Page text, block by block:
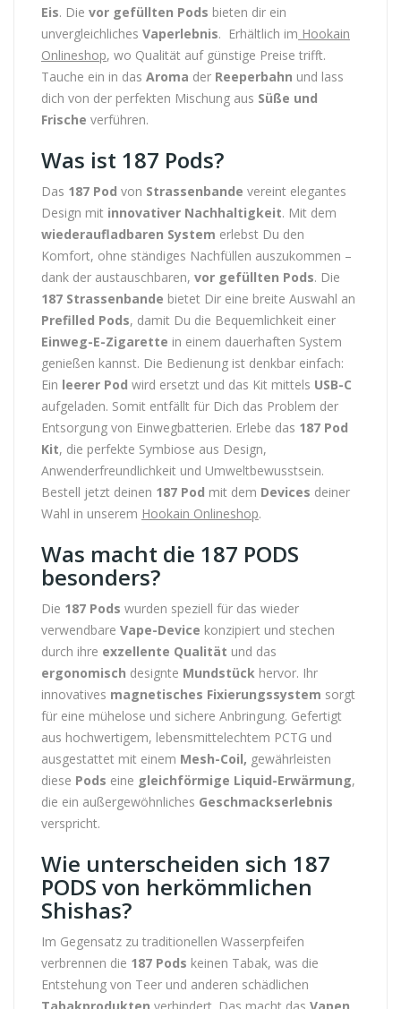
Eis. Die vor gefüllten Pods bieten dir ein
unvergleichliches Vaperlebnis. Erhältlich im Hookain
Onlineshop, wo Qualität auf günstige Preise trifft.
Tauche ein in das Aroma der Reeperbahn und lass
dich von der perfekten Mischung aus Süße und
Frische verführen.
Was ist 187 Pods?
Das 187 Pod von Strassenbande vereint elegantes
Design mit innovativer Nachhaltigkeit. Mit dem
wiederaufladbaren System erlebst Du den
Komfort, ohne ständiges Nachfüllen auszukommen –
dank der austauschbaren, vor gefüllten Pods. Die
187 Strassenbande bietet Dir eine breite Auswahl an
Prefilled Pods, damit Du die Bequemlichkeit einer
Einweg-E-Zigarette in einem dauerhaften System
genießen kannst. Die Bedienung ist denkbar einfach:
Ein leerer Pod wird ersetzt und das Kit mittels USB-C
aufgeladen. Somit entfällt für Dich das Problem der
Entsorgung von Einwegbatterien. Erlebe das 187 Pod
Kit, die perfekte Symbiose aus Design,
Anwenderfreundlichkeit und Umweltbewusstsein.
Bestell jetzt deinen 187 Pod mit dem Devices deiner
Wahl in unserem Hookain Onlineshop.
Was macht die 187 PODS
besonders?
Die 187 Pods wurden speziell für das wieder
verwendbare Vape-Device konzipiert und stechen
durch ihre exzellente Qualität und das
ergonomisch designte Mundstück hervor. Ihr
innovatives magnetisches Fixierungssystem sorgt
für eine mühelose und sichere Anbringung. Gefertigt
aus hochwertigem, lebensmittelechtem PCTG und
ausgestattet mit einem Mesh-Coil, gewährleisten
diese Pods eine gleichförmige Liquid-Erwärmung,
die ein außergewöhnliches Geschmackserlebnis
verspricht.
Wie unterscheiden sich 187
PODS von herkömmlichen
Shishas?
Im Gegensatz zu traditionellen Wasserpfeifen
verbrennen die 187 Pods keinen Tabak, was die
Entstehung von Teer und anderen schädlichen